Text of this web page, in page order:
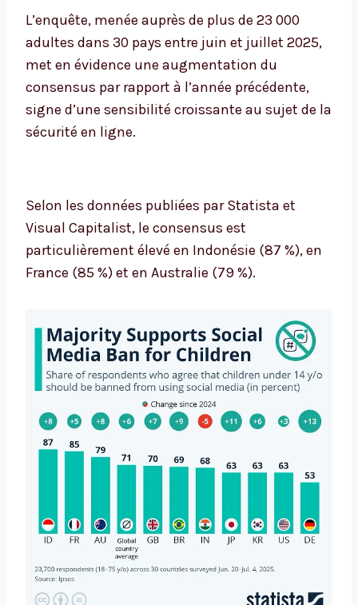
L’enquête, menée auprès de plus de 23 000
adultes dans 30 pays entre juin et juillet 2025,
met en évidence une augmentation du
consensus par rapport à l’année précédente,
signe d’une sensibilité croissante au sujet de la
sécurité en ligne.
Selon les données publiées par Statista et
Visual Capitalist, le consensus est
particulièrement élevé en Indonésie (87 %), en
France (85 %) et en Australie (79 %).